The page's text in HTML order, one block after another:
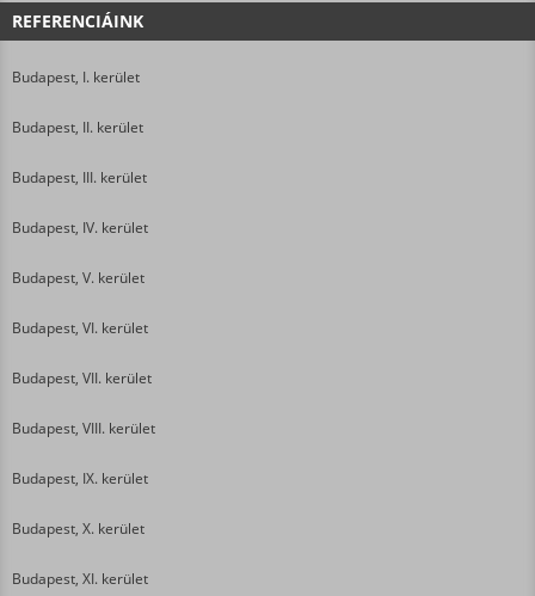
REFERENCIÁINK
Budapest, I. kerület
Budapest, II. kerület
Budapest, III. kerület
Budapest, IV. kerület
Budapest, V. kerület
Budapest, VI. kerület
Budapest, VII. kerület
Budapest, VIII. kerület
Budapest, IX. kerület
Budapest, X. kerület
Budapest, XI. kerület